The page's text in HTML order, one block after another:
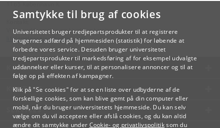
Samtykke til brug af cookies
Universitetet bruger tredjepartsprodukter til at registrere
brugernes adfærd på hjemmesiden (statistik) for løbende at
forbedre vores service. Desuden bruger universitetet
tredjepartsprodukter til markedsføring af for eksempel udvalgte
uddannelser eller kurser, til at personalisere annoncer og til at
følge op på effekten af kampagner.
Klik på "Se cookies" for at se en liste over udbyderne af de
forskellige cookies, som kan blive gemt på din computer eller
mobil, når du bruger universitetets hjemmeside. Du kan selv
vælge om du vil acceptere eller afslå cookies, og du kan altid
ændre dit samtykke under Cookie- og privatlivspolitiksom du
Videreuddannelse og Livslang Læring
lifelonglearning@adm.ku.dk
KØBENHAVNS UNIVERSITET
KONTAKT
SERVICES